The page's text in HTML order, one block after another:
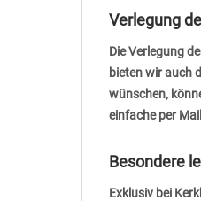
Verlegung
Die Verlegung
bieten wir auch
wünschen,
einfache per
Besondere
Exklusiv bei